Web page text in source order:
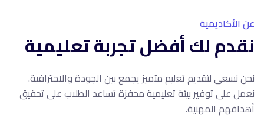
عن الأكاديمية
نقدم لك أفضل تجربة تعليمية
نحن نسعى لتقديم تعليم متميز يجمع بين الجودة والاحترافية.
نعمل على توفير بيئة تعليمية محفزة تساعد الطلاب على تحقيق
أهدافهم المهنية.